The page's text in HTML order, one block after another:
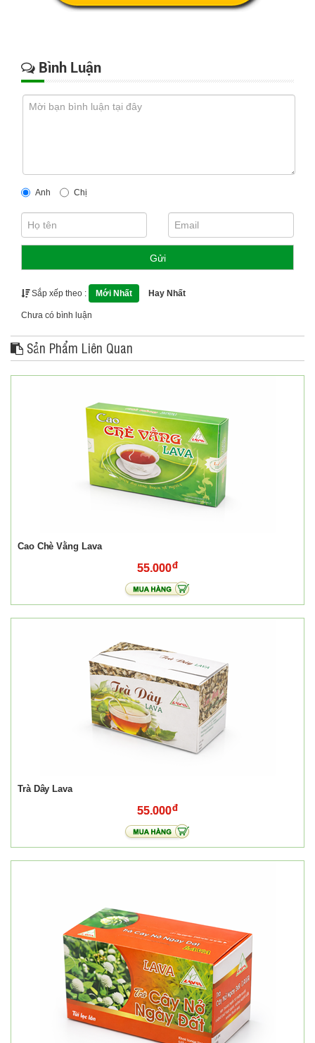
Bình Luận
Anh Chị
Gửi
Sắp xếp theo : Mới Nhất Hay Nhất
Chưa có bình luận
Sản Phẩm Liên Quan
Cao Chè Vằng Lava
55.000
Trà Dây Lava
55.000